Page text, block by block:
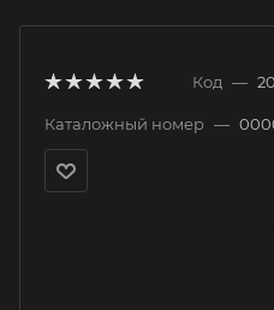
Код —
Каталожный номер —